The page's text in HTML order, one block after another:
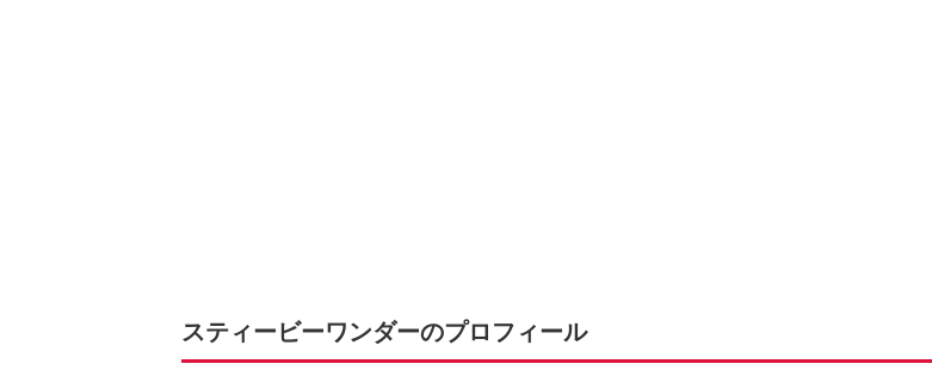
スティービーワンダーのプロフィール